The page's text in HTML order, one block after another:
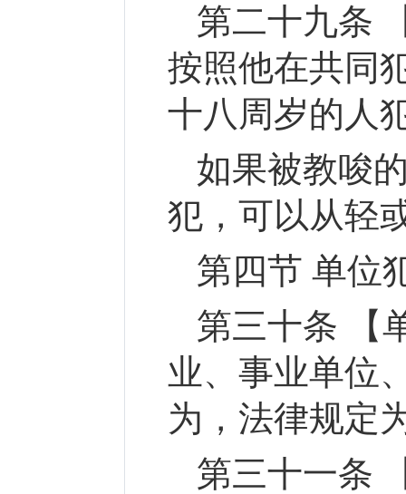
第二十九条
按照他在共同
十八周岁的人
如果被教唆
犯，可以从轻
第四节 单位
第三十条 【
业、事业单位
为，法律规定
第三十一条